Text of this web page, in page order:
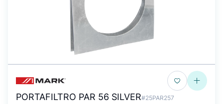
PORTAFILTRO PAR 56 SILVER#25PAR257